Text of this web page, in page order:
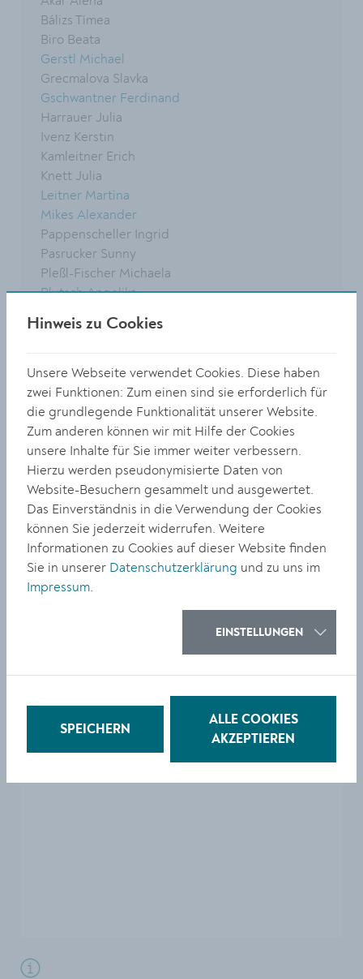
Bálizs Tímea
Biro Beata
Gerstl Michael
Grecmalova Slavka
Gschwantner Ferdinand
Harrauer Julia
Ivenz Kerstin
Kamleitner Erich
Knett Julia
Leitner Martina
Mikes Alexander
Pappenscheller Ingrid
Pasrucker Sunny
Pleßl-Fischer Michaela
Plutsch Angelika
Reigl Doris
Seif Elisabeth
Sejfuli Zufer
Sinek Ingrid
Teufel Petra
Trle Sanle
Unger Manfred
Vukovic Jelena
Westermayer Sabine
Zmerli Hamida
Anfahrt
Zum Anzeigen der Karte aktivieren Sie bitte die
optionalen Cookies unterPrivatsphäre
Hinweis zu Cookies
Unsere Webseite verwendet Cookies. Diese haben
zwei Funktionen: Zum einen sind sie erforderlich für
die grundlegende Funktionalität unserer Website.
Zum anderen können wir mit Hilfe der Cookies
unsere Inhalte für Sie immer weiter verbessern.
Hierzu werden pseudonymisierte Daten von
Website-Besuchern gesammelt und ausgewertet.
Das Einverständnis in die Verwendung der Cookies
können Sie jederzeit widerrufen. Weitere
Informationen zu Cookies auf dieser Website finden
Sie in unserer Datenschutzerklärung und zu uns im
Impressum.
EINSTELLUNGEN
SPEICHERN
ALLE COOKIES
AKZEPTIEREN